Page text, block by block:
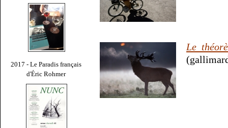
2017 - Le Paradis français
d'Éric Rohmer
Le